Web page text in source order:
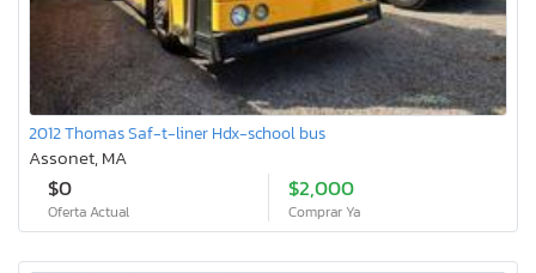
2012 Thomas Saf-t-liner Hdx-school bus
Assonet, MA
$0
Oferta Actual
$2,000
Comprar Ya